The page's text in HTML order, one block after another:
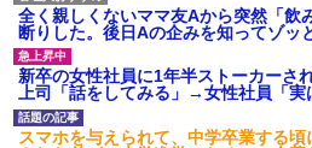
後続車にクラクションを鳴ら
され彼氏が逆切れ。「何クラク
ション鳴らしてんだ！降りてこ
いよ！」と怒鳴りだし...
【衝撃】報酬100万円超の治験
募集がこちらｗｗｗｗｗ(※画像
あり)
み
全く親しくないママ友Aから突然「飲
断りした。後日Aの企みを知ってゾッ
新卒の女性社員に1年半ストーカーさ
上司「話をしてみる」→女性社員「実
スマホを与えられて、中学卒業する